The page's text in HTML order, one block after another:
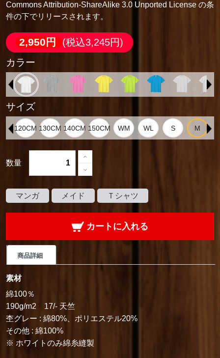
Commons Attribution-ShareAlike 3.0 Unported License の条
件の下でリリースされます。
2,950円
(税込3,245円)
カラー
サイズ
数量
マンガ メイド Ｔシャツ
カートに入れる
商品詳細
素材
綿100％
190g/m2 17/- 天竺
杢グレー : 綿80%、ポリエステル20%
その他 : 綿100%
※ ホワイトのみ綿糸縫製